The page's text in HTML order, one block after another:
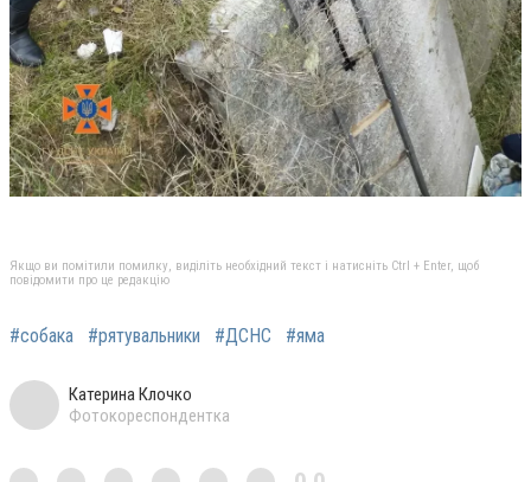
Якщо ви помітили помилку, виділіть необхідний текст і натисніть Ctrl + Enter, щоб
повідомити про це редакцію
#собака #рятувальники #ДСНС #яма
Катерина Клочко
Фотокореспондентка